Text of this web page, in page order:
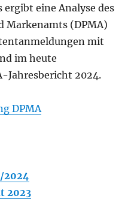
eine Analyse des
Markenamts (DPMA)
mit
im heute
Jahresbericht 2024.
DPMA
2024
2023